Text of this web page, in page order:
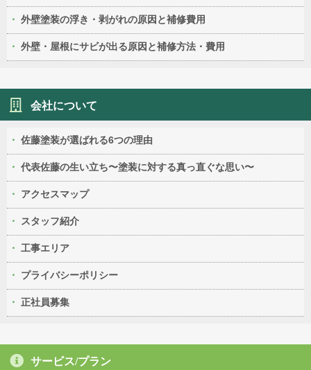
外壁塗装の浮き・剥がれの原因と補修費用
外壁・屋根にサビが出る原因と補修方法・費用
会社について
佐藤塗装が選ばれる6つの理由
代表佐藤の生い立ち〜塗装に対する真っ直ぐな思い〜
アクセスマップ
スタッフ紹介
工事エリア
プライバシーポリシー
正社員募集
サービス/プラン